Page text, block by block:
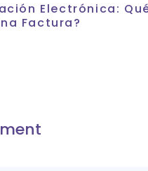
Electrónica:
Factura?